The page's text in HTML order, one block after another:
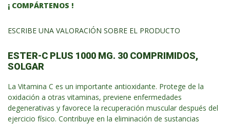
¡ COMPÁRTENOS !
ESCRIBE UNA VALORACIÓN SOBRE EL PRODUCTO
ESTER-C PLUS 1000 MG. 30 COMPRIMIDOS,
SOLGAR
La Vitamina C es un importante antioxidante. Protege de la
oxidación a otras vitaminas, previene enfermedades
degenerativas y favorece la recuperación muscular después del
ejercicio físico. Contribuye en la eliminación de sustancias